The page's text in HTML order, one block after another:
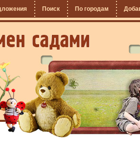
Поиск По городам